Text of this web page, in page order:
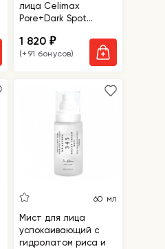
лица Celimax
Pore+Dark Spot
1 820₽
(+91 бонусов)
60 мл
Мист для лица
успокаивающий с
гидролатом риса и